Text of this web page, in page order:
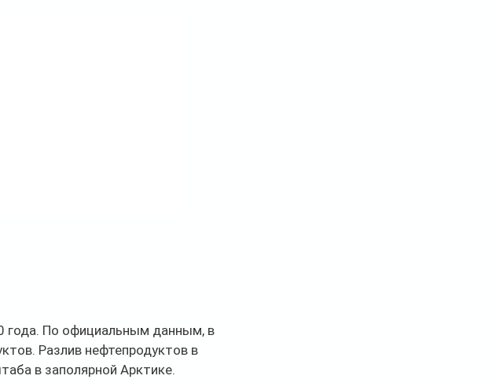
года. По официальным данным, в
Разлив нефтепродуктов в
в заполярной Арктике.